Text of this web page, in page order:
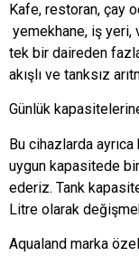
Kafe, restoran, çay
yemekhane, iş yeri,
tek bir daireden
akışlı ve tanksız
Günlük
Bu cihazlarda ayrıca
uygun kapasitede
ederiz. Tank
Litre olarak
Aqualand marka